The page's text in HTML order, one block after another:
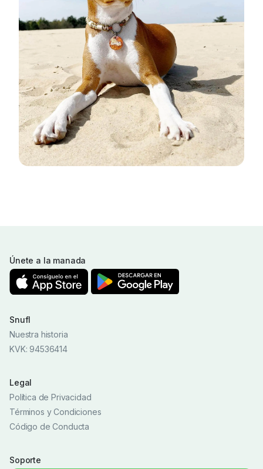
Únete a la manada
Snufl
Nuestra historia
KVK: 94536414
Legal
Política de Privacidad
Términos y Condiciones
Código de Conducta
Soporte